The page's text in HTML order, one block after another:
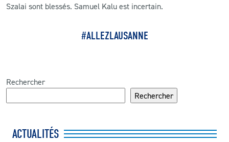
Szalai sont blessés. Samuel Kalu est incertain.
#ALLEZLAUSANNE
Rechercher
Rechercher
ACTUALITÉS